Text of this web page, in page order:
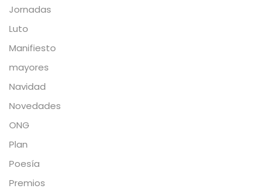
Jornadas
Luto
Manifiesto
mayores
Navidad
Novedades
ONG
Plan
Poesía
Premios